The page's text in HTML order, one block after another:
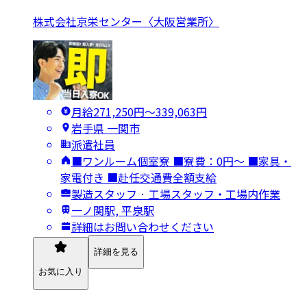
株式会社京栄センター〈大阪営業所〉
月給271,250円〜339,063円
岩手県 一関市
派遣社員
■ワンルーム個室寮 ■寮費：0円～ ■家具・
家電付き ■赴任交通費全額支給
製造スタッフ · 工場スタッフ・工場内作業
一ノ関駅, 平泉駅
詳細はお問い合わせください
お気に入り
詳細を見る